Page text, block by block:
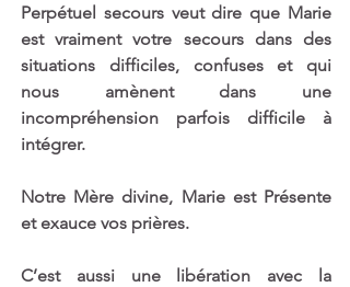
Perpétuel secours veut dire que Marie
est vraiment votre secours dans des
situations difficiles, confuses et qui
nous amènent dans une
incompréhension parfois difficile à
intégrer.
Notre Mère divine, Marie est Présente
et exauce vos prières.
C’est aussi une libération avec la